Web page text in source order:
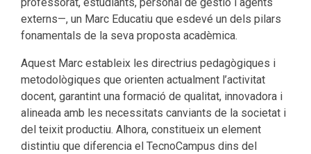
externs—, un Marc Educatiu que esdevé un dels pilars
fonamentals de la seva proposta acadèmica.
Aquest Marc estableix les directrius pedagògiques i
metodològiques que orienten actualment l’activitat
docent, garantint una formació de qualitat, innovadora i
alineada amb les necessitats canviants de la societat i
del teixit productiu. Alhora, constitueix un element
distintiu que diferencia el TecnoCampus dins del